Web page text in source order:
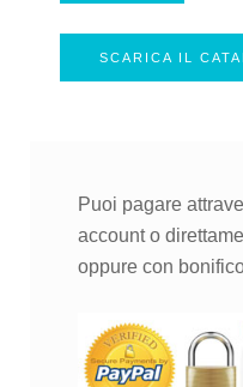
SCARICA IL
Puoi pagare
account o
oppure con